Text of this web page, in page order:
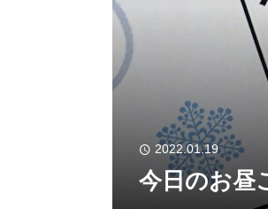
2022.01.19
今日のお昼